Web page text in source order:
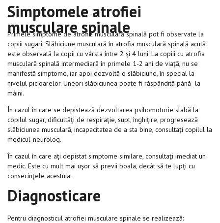
Simptomele atrofiei
musculare spinale
Primele simptome de atrofie musculară spinală pot fi observate la
copiii sugari. Slăbiciune musculară în atrofia musculară spinală acută
este observată la copii cu vârsta între 2 şi 4 luni. La copiii cu atrofia
musculară spinală intermediară în primele 1-2 ani de viaţă, nu se
manifestă simptome, iar apoi dezvoltă o slăbiciune, în special la
nivelul picioarelor. Uneori slăbiciunea poate fi răspândită până la
mâini.
În cazul în care se depistează dezvoltarea psihomotorie slabă la
copilul sugar, dificultăţi de respiraţie, supt, înghiţire, progresează
slăbiciunea musculară, incapacitatea de a sta bine, consultaţi copilul la
medicul-neurolog.
În cazul în care aţi depistat simptome similare, consultaţi imediat un
medic. Este cu mult mai uşor să previi boala, decât să te lupţi cu
consecinţele acestuia.
Diagnosticare
Pentru diagnosticul atrofiei musculare spinale se realizează: